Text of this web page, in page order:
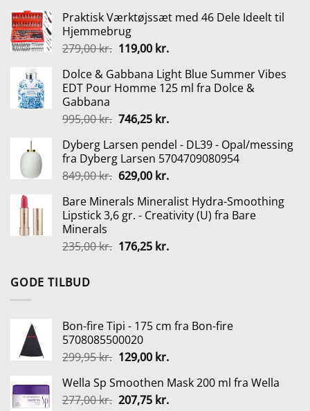
var:
119,00 kr..
er:
Praktisk Værktøjssæt med 46 Dele Ideelt til
Hjemmebrug
279,00kr. Den
pris
var:
119,00 kr.Den
pris
er:
Dolce & Gabbana Light Blue Summer Vibes
EDT Pour Homme 125 ml fra Dolce &
Gabbana
995,00kr. Den
pris
var:
995,00 kr..
746,25 kr.Den
pris
er:
746,25 kr..
Dyberg Larsen pendel - DL39 - Opal/messing
fra Dyberg Larsen 5704709080954
849,00kr. Den
pris
var:
629,00 kr.Den
pris
er:
Bare Minerals Mineralist Hydra-Smoothing
Lipstick 3,6 gr. - Creativity (U) fra Bare
Minerals
235,00kr. Den
176,25 kr.Den
GODE TILBUD
Bon-fire Tipi - 175 cm fra Bon-fire
5708085500020
299,95kr. Den
pris
var:
129,00 kr.Den
pris
er:
Wella Sp Smoothen Mask 200 ml fra Wella
277,00kr. Den
207,75 kr.Den